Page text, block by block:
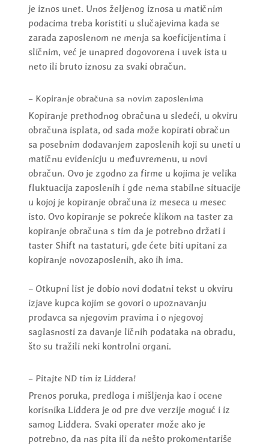
je iznos unet. Unos željenog iznosa u matičnim
podacima treba koristiti u slučajevima kada se
zarada zaposlenom ne menja sa koeficijentima i
sličnim, već je unapred dogovorena i uvek ista u
neto ili bruto iznosu za svaki obračun.
– Kopiranje obračuna sa novim zaposlenima
Kopiranje prethodnog obračuna u sledeći, u okviru
obračuna isplata, od sada može kopirati obračun
sa posebnim dodavanjem zaposlenih koji su uneti u
matičnu evidenicju u međuvremenu, u novi
obračun. Ovo je zgodno za firme u kojima je velika
fluktuacija zaposlenih i gde nema stabilne situacije
u kojoj je kopiranje obračuna iz meseca u mesec
isto. Ovo kopiranje se pokreće klikom na taster za
kopiranje obračuna s tim da je potrebno držati i
taster Shift na tastaturi, gde ćete biti upitani za
kopiranje novozaposlenih, ako ih ima.
– Otkupni list je dobio novi dodatni tekst u okviru
izjave kupca kojim se govori o upoznavanju
prodavca sa njegovim pravima i o njegovoj
saglasnosti za davanje ličnih podataka na obradu,
što su tražili neki kontrolni organi.
– Pitajte ND tim iz Liddera!
Prenos poruka, predloga i mišljenja kao i ocene
korisnika Liddera je od pre dve verzije moguć i iz
samog Liddera. Svaki operater može ako je
potrebno, da nas pita ili da nešto prokomentariše